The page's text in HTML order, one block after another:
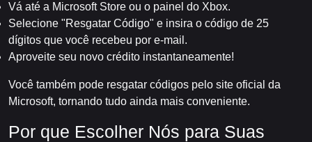
Vá até a Microsoft Store ou o painel do Xbox.
Selecione "Resgatar Código" e insira o código de 25
dígitos que você recebeu por e-mail.
Aproveite seu novo crédito instantaneamente!
Você também pode resgatar códigos pelo site oficial da
Microsoft, tornando tudo ainda mais conveniente.
Por que Escolher Nós para Suas